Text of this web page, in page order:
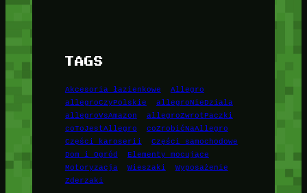
TAGS
Akcesoria łazienkowe
Allegro
allegroCzyPolskie
allegroNieDziala
allegroVsAmazon
allegroZwrotPaczki
coToJestAllegro
coZrobićNaAllegro
Części karoserii
Części samochodowe
Dom i Ogród
Elementy mocujące
Motoryzacja
Wieszaki
Wyposażenie
Zderzaki